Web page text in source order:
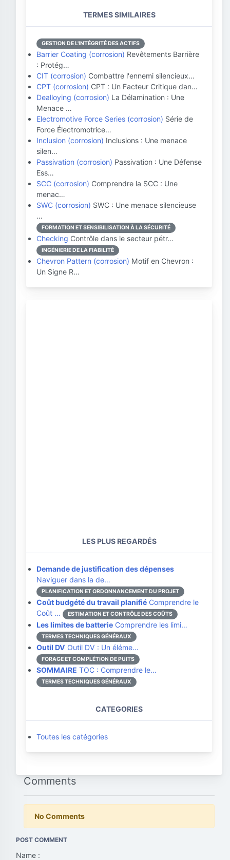
TERMES SIMILAIRES
GESTION DE L'INTÉGRITÉ DES ACTIFS
Barrier Coating (corrosion) Revêtements Barrière
: Protég…
CIT (corrosion) Combattre l'ennemi silencieux…
CPT (corrosion) CPT : Un Facteur Critique dan…
Dealloying (corrosion) La Délamination : Une
Menace …
Electromotive Force Series (corrosion) Série de
Force Électromotrice…
Inclusion (corrosion) Inclusions : Une menace
silen…
Passivation (corrosion) Passivation : Une Défense
Ess…
SCC (corrosion) Comprendre la SCC : Une
menac…
SWC (corrosion) SWC : Une menace silencieuse
…
FORMATION ET SENSIBILISATION À LA SÉCURITÉ
Checking Contrôle dans le secteur pétr…
INGÉNIERIE DE LA FIABILITÉ
Chevron Pattern (corrosion) Motif en Chevron :
Un Signe R…
LES PLUS REGARDÉS
Demande de justification des dépenses
Naviguer dans la de…
PLANIFICATION ET ORDONNANCEMENT DU PROJET
Coût budgété du travail planifié Comprendre le
Coût …
ESTIMATION ET CONTRÔLE DES COÛTS
Les limites de batterie Comprendre les limi…
TERMES TECHNIQUES GÉNÉRAUX
Outil DV Outil DV : Un éléme…
FORAGE ET COMPLÉTION DE PUITS
SOMMAIRE TOC : Comprendre le…
TERMES TECHNIQUES GÉNÉRAUX
CATEGORIES
Toutes les catégories
Comments
No Comments
POST COMMENT
Name :